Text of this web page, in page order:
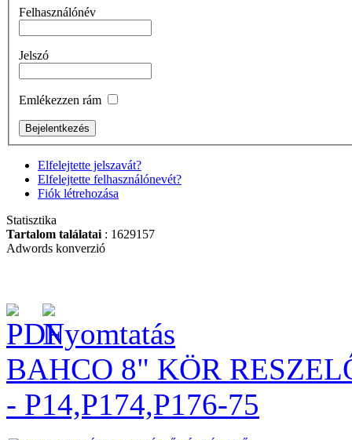
Felhasználónév
Jelszó
Emlékezzen rám
Elfelejtette jelszavát?
Elfelejtette felhasználónevét?
Fiók létrehozása
Statisztika
Tartalom találatai : 1629157
Adwords konverzió
BAHCO 8" KÖR
- P14,P174,P176-75
szerszámkocsi (üres)
marokcsavarhúzó
BAHCO 94 DB-OS
DUGÓKULCS
KÉSZLET
BAHCO
Nyomatékkalibráló 10
– 200Nm